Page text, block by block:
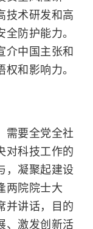
技术研发和高
防护能力。
介中国主张和
和影响力。
要全党全社
对科技工作的
，凝聚起建设
两院院士大
并讲话，目的
、激发创新活